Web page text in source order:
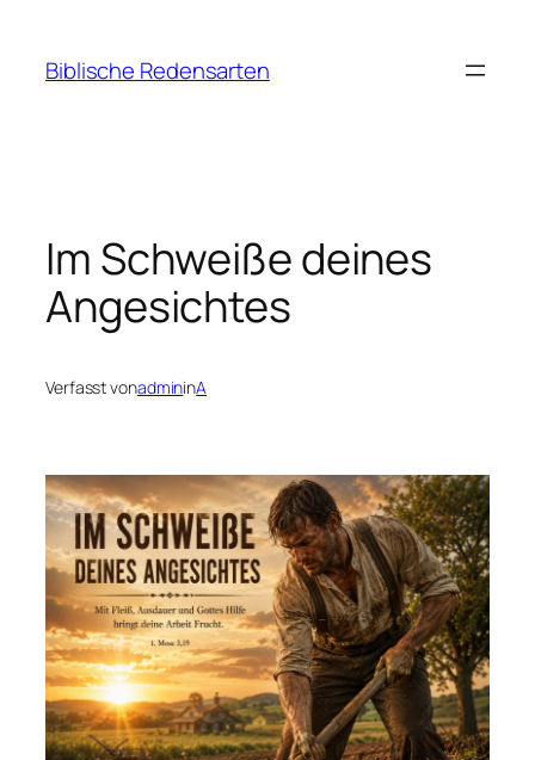
springen
Biblische Redensarten
Im Schweiße deines
Angesichtes
Verfasst vonadmininA